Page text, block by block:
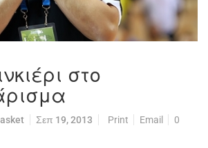
στο
Σεπ 19, 2013 Print Email
0